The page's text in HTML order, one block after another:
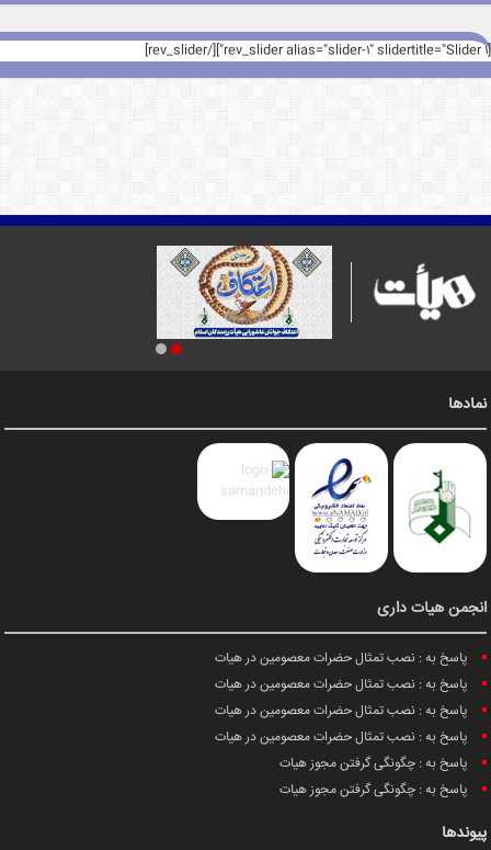
[rev_slider alias="slider-1" slidertitle="Slider 1"][/rev_slider]
نمادها
انجمن هیات داری
پاسخ به : نصب تمثال حضرات معصومین در هیات
پاسخ به : نصب تمثال حضرات معصومین در هیات
پاسخ به : نصب تمثال حضرات معصومین در هیات
پاسخ به : نصب تمثال حضرات معصومین در هیات
پاسخ به : چگونگی گرفتن مجوز هیات
پاسخ به : چگونگی گرفتن مجوز هیات
پیوندها